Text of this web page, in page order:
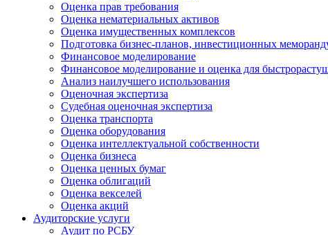
Оценка прав требования
Оценка нематериальных активов
Оценка имущественных комплексов
Подготовка бизнес-планов, инвестиционных
Финансовое моделирование
Финансовое моделирование и оценка для
Анализ наилучшего использования
Оценочная экспертиза
Судебная оценочная экспертиза
Оценка транспорта
Оценка оборудования
Оценка интеллектуальной собственности
Оценка бизнеса
Оценка ценных бумаг
Оценка облигаций
Оценка векселей
Оценка акций
Аудиторские услуги
Аудит по РСБУ